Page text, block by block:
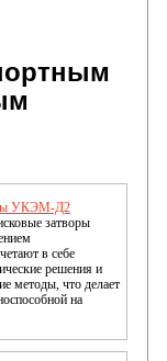
УКЭМ-Д2
затворы
в себе
решения и
методы, что делает
на